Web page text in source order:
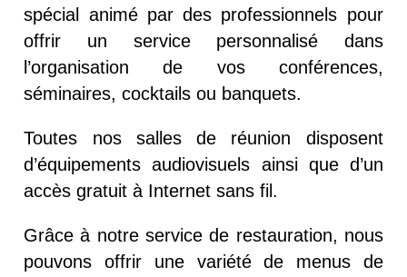
spécial animé par des professionnels pour
offrir un service personnalisé dans
l’organisation de vos conférences,
séminaires, cocktails ou banquets.
Toutes nos salles de réunion disposent
d’équipements audiovisuels ainsi que d’un
accès gratuit à Internet sans fil.
Grâce à notre service de restauration, nous
pouvons offrir une variété de menus de